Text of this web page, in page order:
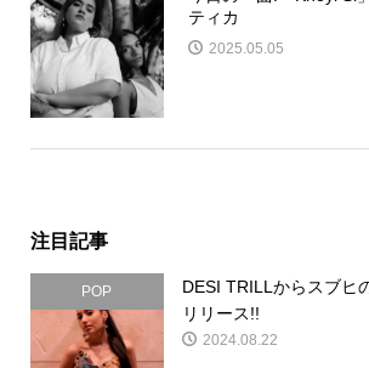
ティカ
2025.05.05
注目記事
POP
DESI TRILLからスブヒ
リリース!!
2024.08.22